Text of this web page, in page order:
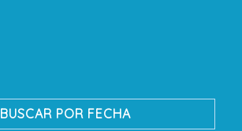
BUSCAR POR FECHA